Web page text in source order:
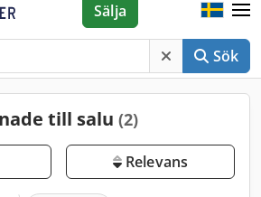
Sök
Sälja
till salu (2)
Relevans